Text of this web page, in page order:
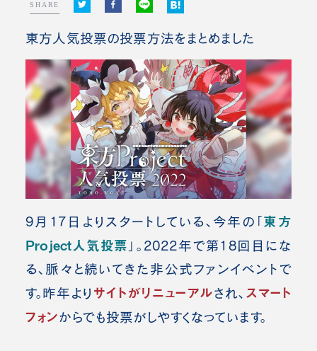
SHARE
東方人気投票の投票方法をまとめました
9月17日よりスタートしている、今年の「 東方
Project人気投票 」。 2022年で第18回目にな
る、脈々と続いてきた非公式ファンイベントで
す。 昨年より サイトがリニューアルされ、 スマート
フォンからでも投票がしやすくなっています。